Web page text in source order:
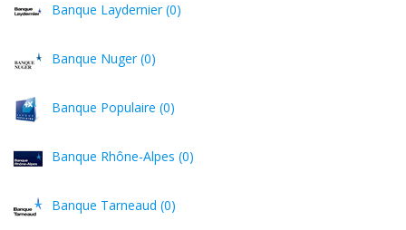
Banque Laydernier (0)
Banque Nuger (0)
Banque Populaire (0)
Banque Rhône-Alpes (0)
Banque Tarneaud (0)